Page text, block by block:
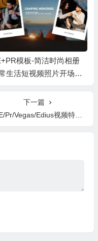
模板-简洁时尚相册
生活短视频照片开场片
下一篇
Edius视频特效转场插件 NewBlueFX TotalFX v7.5.210310 Win破解版